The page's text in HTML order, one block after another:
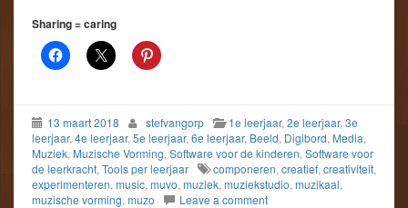
Sharing = caring
13 maart 2018 stefvangorp 1e leerjaar, 2e leerjaar, 3e
leerjaar, 4e leerjaar, 5e leerjaar, 6e leerjaar, Beeld, Digibord, Media,
Muziek, Muzische Vorming, Software voor de kinderen, Software voor
de leerkracht, Tools per leerjaar componeren, creatief, creativiteit,
experimenteren, music, muvo, muziek, muziekstudio, muzikaal,
muzische vorming, muzo Leave a comment